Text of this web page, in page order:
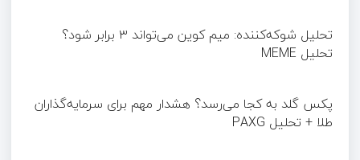
تحلیل شوکه‌کننده: میم کوین می‌تواند ۳ برابر شود؟
تحلیل MEME
پکس گلد به کجا می‌رسد؟ هشدار مهم برای سرمایه‌گذاران
طلا + تحلیل PAXG